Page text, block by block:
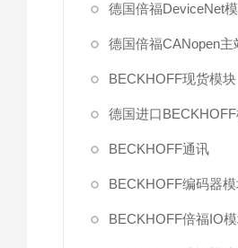
德国倍福DeviceNet
德国倍福CANopen主
BECKHOFF现货模块
德国进口
BECKHOFF通讯
BECKHOFF编码器
BECKHOFF倍福IO